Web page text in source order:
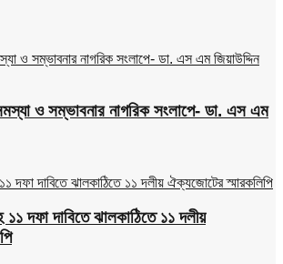
ও সম্ভাবনার নাগরিক সংলাপে- ডা. এস এম
দফা দাবিতে ঝালকাঠিতে ১১ দলীয়